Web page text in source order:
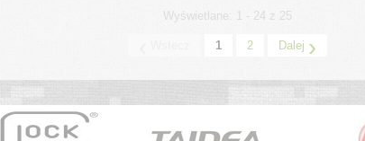
Wyświetlane: 1 - 24 z 25
1 2 Dalej ›